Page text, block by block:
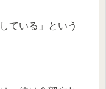
ている」という